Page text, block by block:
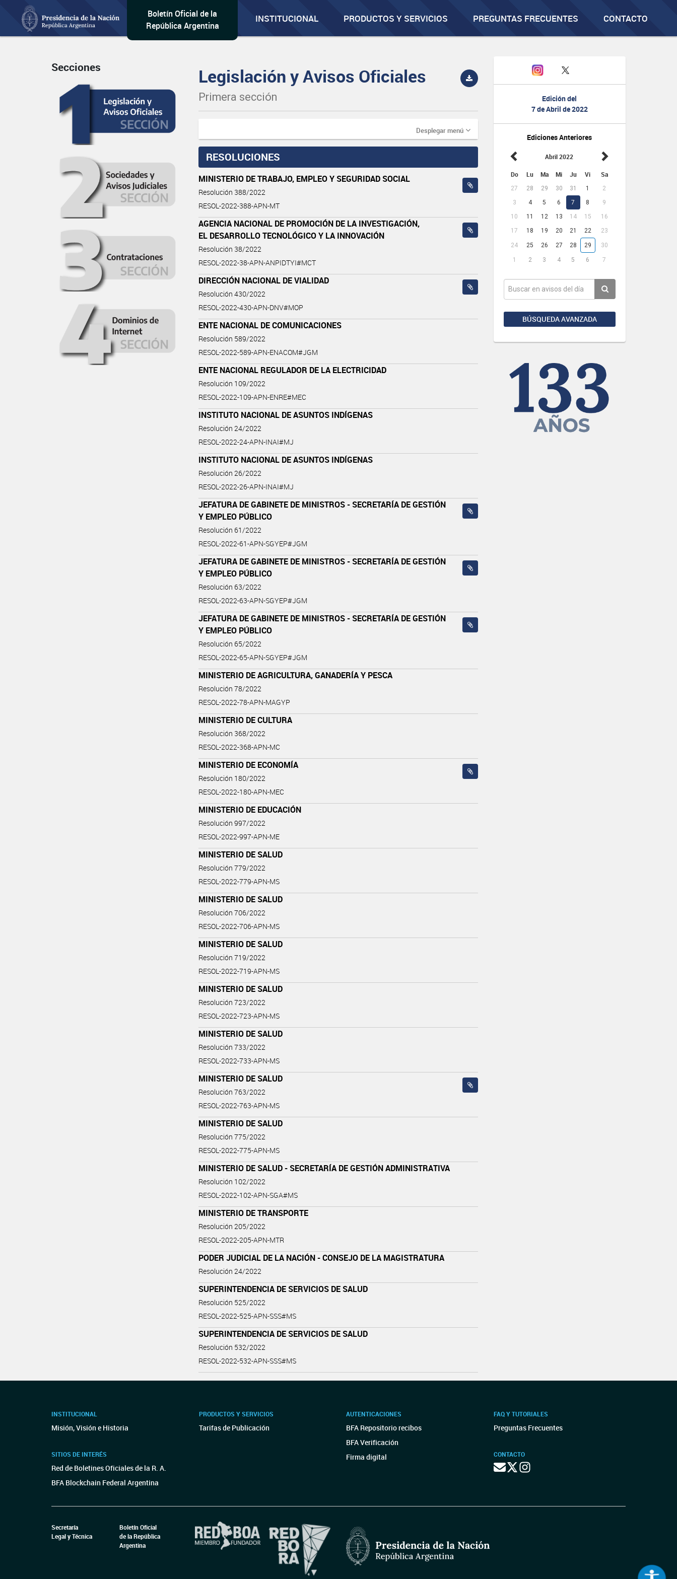
Boletín Oficial de la
República Argentina
INSTITUCIONAL PRODUCTOS Y SERVICIOS PREGUNTAS FRECUENTES CONTACTO
Edición del
7 de Abril de 2022
Ediciones Anteriores
Abril 2022
Do Lu Ma Mi Ju Vi Sa
27 28 29 30 31 1
2
3
4 5 6 7 8
9
10
11 12 13 14 15
16
17
18 19 20 21 22 23
24 25 26 27 28 29 30
1 2 3 4 5 6 7
BÚSQUEDA AVANZADA
Secciones Legislación y Avisos Oficiales
Primera sección
Desplegar menú
RESOLUCIONES
MINISTERIO DE TRABAJO, EMPLEO Y SEGURIDAD SOCIAL
Resolución 388/2022
RESOL-2022-388-APN-MT
AGENCIA NACIONAL DE PROMOCIÓN DE LA INVESTIGACIÓN,
EL DESARROLLO TECNOLÓGICO Y LA INNOVACIÓN
Resolución 38/2022
RESOL-2022-38-APN-ANPIDTYI#MCT
DIRECCIÓN NACIONAL DE VIALIDAD
Resolución 430/2022
RESOL-2022-430-APN-DNV#MOP
ENTE NACIONAL DE COMUNICACIONES
Resolución 589/2022
RESOL-2022-589-APN-ENACOM#JGM
ENTE NACIONAL REGULADOR DE LA ELECTRICIDAD
Resolución 109/2022
RESOL-2022-109-APN-ENRE#MEC
INSTITUTO NACIONAL DE ASUNTOS INDÍGENAS
Resolución 24/2022
RESOL-2022-24-APN-INAI#MJ
INSTITUTO NACIONAL DE ASUNTOS INDÍGENAS
Resolución 26/2022
RESOL-2022-26-APN-INAI#MJ
JEFATURA DE GABINETE DE MINISTROS - SECRETARÍA DE GESTIÓN
Y EMPLEO PÚBLICO
Resolución 61/2022
RESOL-2022-61-APN-SGYEP#JGM
JEFATURA DE GABINETE DE MINISTROS - SECRETARÍA DE GESTIÓN
Y EMPLEO PÚBLICO
Resolución 63/2022
RESOL-2022-63-APN-SGYEP#JGM
JEFATURA DE GABINETE DE MINISTROS - SECRETARÍA DE GESTIÓN
Y EMPLEO PÚBLICO
Resolución 65/2022
RESOL-2022-65-APN-SGYEP#JGM
MINISTERIO DE AGRICULTURA, GANADERÍA Y PESCA
Resolución 78/2022
RESOL-2022-78-APN-MAGYP
MINISTERIO DE CULTURA
Resolución 368/2022
RESOL-2022-368-APN-MC
MINISTERIO DE ECONOMÍA
Resolución 180/2022
RESOL-2022-180-APN-MEC
MINISTERIO DE EDUCACIÓN
Resolución 997/2022
RESOL-2022-997-APN-ME
MINISTERIO DE SALUD
Resolución 779/2022
RESOL-2022-779-APN-MS
MINISTERIO DE SALUD
Resolución 706/2022
RESOL-2022-706-APN-MS
MINISTERIO DE SALUD
Resolución 719/2022
RESOL-2022-719-APN-MS
MINISTERIO DE SALUD
Resolución 723/2022
RESOL-2022-723-APN-MS
MINISTERIO DE SALUD
Resolución 733/2022
RESOL-2022-733-APN-MS
MINISTERIO DE SALUD
Resolución 763/2022
RESOL-2022-763-APN-MS
MINISTERIO DE SALUD
Resolución 775/2022
RESOL-2022-775-APN-MS
MINISTERIO DE SALUD - SECRETARÍA DE GESTIÓN ADMINISTRATIVA
Resolución 102/2022
RESOL-2022-102-APN-SGA#MS
MINISTERIO DE TRANSPORTE
Resolución 205/2022
RESOL-2022-205-APN-MTR
PODER JUDICIAL DE LA NACIÓN - CONSEJO DE LA MAGISTRATURA
Resolución 24/2022
SUPERINTENDENCIA DE SERVICIOS DE SALUD
Resolución 525/2022
RESOL-2022-525-APN-SSS#MS
SUPERINTENDENCIA DE SERVICIOS DE SALUD
Resolución 532/2022
RESOL-2022-532-APN-SSS#MS
INSTITUCIONAL
Misión, Visión e Historia
SITIOS DE INTERÉS
Red de Boletines Oficiales de la R. A.
BFA Blockchain Federal Argentina
PRODUCTOS Y SERVICIOS
Tarifas de Publicación
AUTENTICACIONES
BFA Repositorio recibos
BFA Verificación
Firma digital
FAQ Y TUTORIALES
Preguntas Frecuentes
CONTACTO
Secretaría
Legal y Técnica
Boletín Oficial
de la República
Argentina